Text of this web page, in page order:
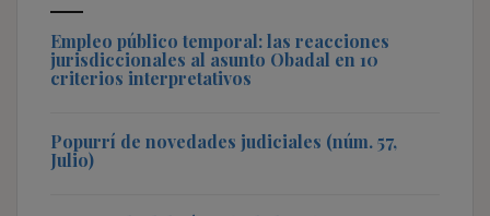
Empleo público temporal: las reacciones
jurisdiccionales al asunto Obadal en 10
criterios interpretativos
Popurrí de novedades judiciales (núm. 57,
Julio)